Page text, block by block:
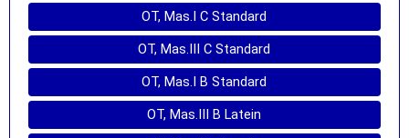
OT, Mas.I C Standard
OT, Mas.III C Standard
OT, Mas.I B Standard
OT, Mas.III B Latein